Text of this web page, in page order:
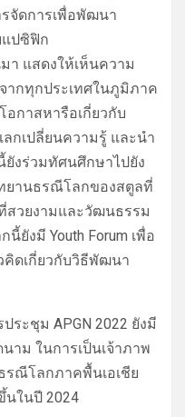
จัดการเพื่อพัฒนา
ปซิฟิก
า แสดงให้เห็นความ
กทุกประเทศในภูมิภาค
อกาสหารือเกี่ยวกับ
กเปลี่ยนความรู้ และนำ
งร่วมทัศนศึกษาไปยัง
ยานธรณีโลกของสตูลที่
สวยงามและวัฒนธรรม
ยังมี Youth Forum เพื่อ
ดเกี่ยวกับวิธีพัฒนา
ระชุม APGN 2022 ยังมี
าม ในการเป็นเจ้าภาพ
รณีโลกภาคพื้นเอเชีย
นในปี 2024